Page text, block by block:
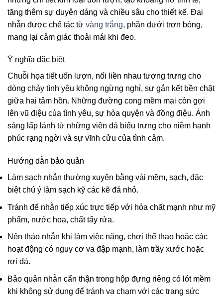
tăng thêm sự duyên dáng và chiều sâu cho thiết kế. Đai
nhẫn được chế tác từ vàng trắng, phần dưới trơn bóng,
mang lại cảm giác thoải mái khi đeo.
Ý nghĩa đặc biệt
Chuỗi họa tiết uốn lượn, nối liền nhau tượng trưng cho
dòng chảy tình yêu không ngừng nghỉ, sự gắn kết bền chặt
giữa hai tâm hồn. Những đường cong mềm mại còn gợi
lên vũ điệu của tình yêu, sự hòa quyện và đồng điệu. Ánh
sáng lấp lánh từ những viên đá biểu trưng cho niềm hạnh
phúc rạng ngời và sự vĩnh cửu của tình cảm.
Hướng dẫn bảo quản
Làm sạch nhẫn thường xuyên bằng vải mềm, sạch, đặc
biệt chú ý làm sạch kỹ các kẽ đá nhỏ.
Tránh để nhẫn tiếp xúc trực tiếp với hóa chất mạnh như mỹ
phẩm, nước hoa, chất tẩy rửa.
Nên tháo nhẫn khi làm việc nặng, chơi thể thao hoặc các
hoạt động có nguy cơ va đập mạnh, làm trầy xước hoặc
rơi đá.
Bảo quản nhẫn cẩn thận trong hộp đựng riêng có lót mềm
khi không sử dụng để tránh va chạm với các trang sức